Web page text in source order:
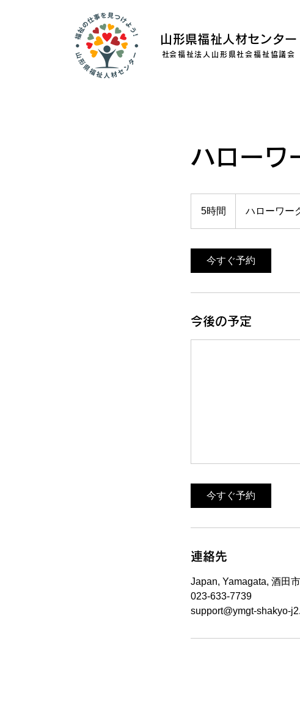
山形県福祉人材センター
​社会福祉法人山形県社会福祉協議会
ハローワ
5時間 ハローワー
今すぐ予約
今後の予定
今すぐ予約
連絡先
Japan, Yamagata, 酒田
023-633-7739
support@ymgt-shakyo-